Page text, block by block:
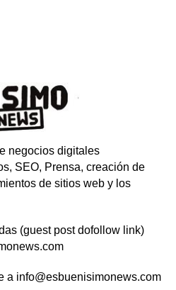
negocios digitales
SEO, Prensa, creación de
de sitios web y los
(guest post dofollow link)
a info@esbuenisimonews.com